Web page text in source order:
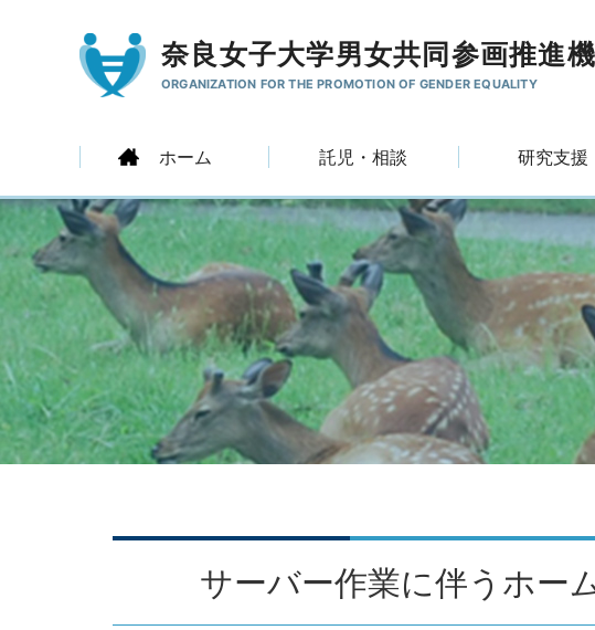
奈良女子大学男女共同参画推進
ORGANIZATION FOR THE PROMOTIONOF GENDER EQUALITY
ホーム 託児・相談 研究支援
サーバー作業に伴うホー